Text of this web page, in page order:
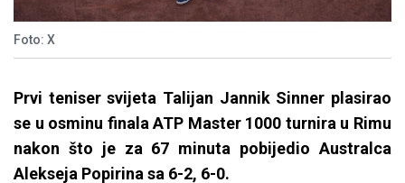
Foto: X
Prvi teniser svijeta Talijan Jannik Sinner plasirao
se u osminu finala ATP Master 1000 turnira u Rimu
nakon što je za 67 minuta pobijedio Australca
Alekseja Popirina sa 6-2, 6-0.